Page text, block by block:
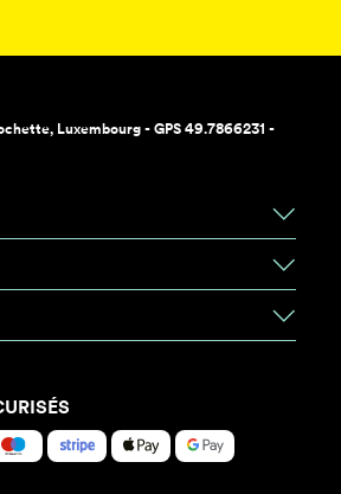
Luxembourg - GPS 49.7866231 -